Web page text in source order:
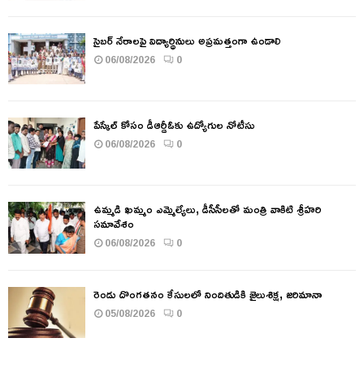
సైబర్ నేరాలపై విద్యార్థినులు అప్రమత్తంగా ఉండాలి
06/08/2026 0
పేస్కేల్ కోసం డీఆర్డీఓకు ఉద్యోగుల నోటీసు
06/08/2026 0
ఉమ్మడి ఖమ్మం ఎమ్మెల్యేలు, డీసీసీలతో మంత్రి వాకిటి శ్రీహరి
సమావేశం
06/08/2026 0
రెండు దొంగతనం కేసులలో నిందితుడికి జైలుశిక్ష, జరిమానా
05/08/2026 0